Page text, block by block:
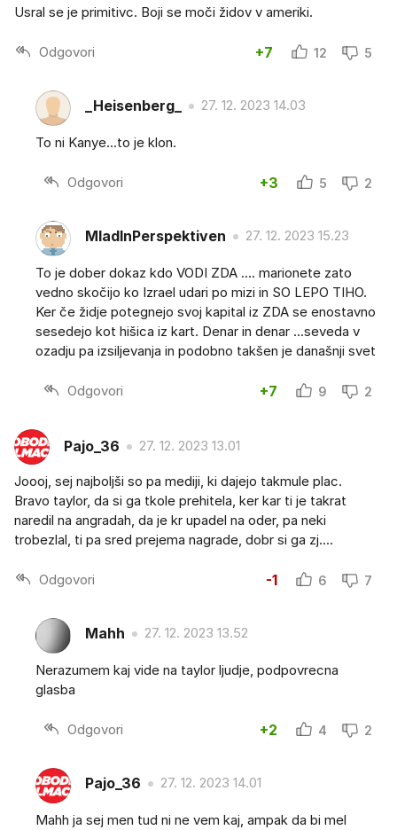
Usral se je primitivc. Boji se moči židov v ameriki.
Odgovori +7 12 5
_Heisenberg_ 27. 12. 2023 14.03
To ni Kanye...to je klon.
Odgovori +3 5 2
MladInPerspektiven 27. 12. 2023 15.23
To je dober dokaz kdo VODI ZDA .... marionete zato
vedno skočijo ko Izrael udari po mizi in SO LEPO TIHO.
Ker če židje potegnejo svoj kapital iz ZDA se enostavno
sesedejo kot hišica iz kart. Denar in denar ...seveda v
ozadju pa izsiljevanja in podobno takšen je današnji svet
Odgovori +7 9 2
Pajo_36 27. 12. 2023 13.01
Joooj, sej najboljši so pa mediji, ki dajejo takmule plac.
Bravo taylor, da si ga tkole prehitela, ker kar ti je takrat
naredil na angradah, da je kr upadel na oder, pa neki
trobezlal, ti pa sred prejema nagrade, dobr si ga zj....
Odgovori -1 6 7
Mahh 27. 12. 2023 13.52
Nerazumem kaj vide na taylor ljudje, podpovrecna
glasba
Odgovori +2 4 2
Pajo_36 27. 12. 2023 14.01
Mahh ja sej men tud ni ne vem kaj, ampak da bi mel